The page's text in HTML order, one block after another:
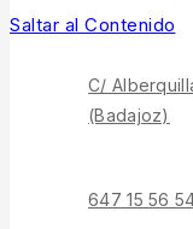
Saltar al Contenido
C/
(Badajoz)
647 15 56